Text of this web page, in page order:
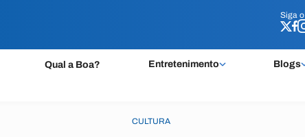
Siga o
Qual a Boa? Entretenimento Blogs
Siga o
CULTURA